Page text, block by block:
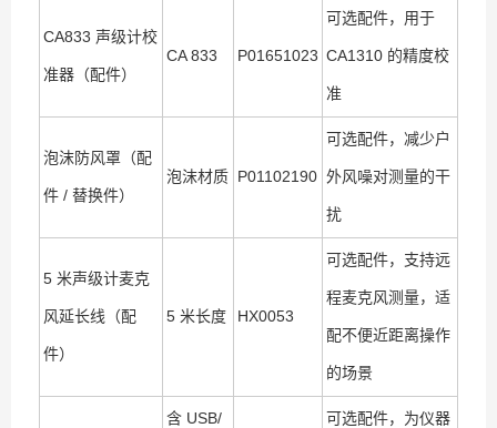
CA833 声级计校
准器（配件）
CA 833 P01651023
可选配件，用于
CA1310 的精度校
准
泡沫防风罩（配
件 / 替换件）
泡沫材质 P01102190
可选配件，减少户
外风噪对测量的干
扰
5 米声级计麦克
风延长线（配
件）
5 米长度 HX0053
可选配件，支持远
程麦克风测量，适
配不便近距离操作
的场景
含 USB/ 可选配件，为仪器